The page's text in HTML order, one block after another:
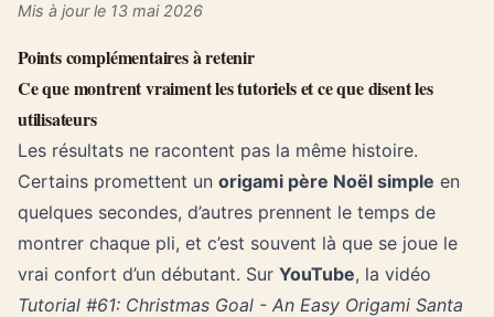
Mis à jour le 13 mai 2026
Points complémentaires à retenir
Ce que montrent vraiment les tutoriels et ce que disent les
utilisateurs
Les résultats ne racontent pas la même histoire.
Certains promettent un origami père Noël simple en
quelques secondes, d’autres prennent le temps de
montrer chaque pli, et c’est souvent là que se joue le
vrai confort d’un débutant. Sur YouTube, la vidéo
Tutorial #61: Christmas Goal - An Easy Origami Santa